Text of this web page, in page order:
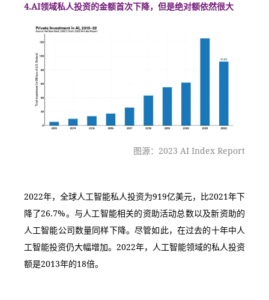
4.AI领域私人投资的金额首次下降，但是绝对额依然很大
图源：2023 AI Index Report
2022年，全球人工智能私人投资为919亿美元，比2021年下
降了26.7%。与人工智能相关的资助活动总数以及新资助的
人工智能公司数量同样下降。尽管如此，在过去的十年中人
工智能投资仍大幅增加。2022年，人工智能领域的私人投资
额是2013年的18倍。